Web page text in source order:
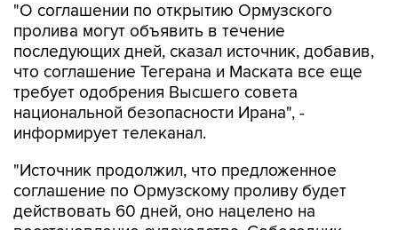
"О соглашении по открытию Ормузского
пролива могут объявить в течение
последующих дней, сказал источник, добавив,
что соглашение Тегерана и Маската все еще
требует одобрения Высшего совета
национальной безопасности Ирана", -
информирует телеканал.
"Источник продолжил, что предложенное
соглашение по Ормузскому проливу будет
действовать 60 дней, оно нацелено на